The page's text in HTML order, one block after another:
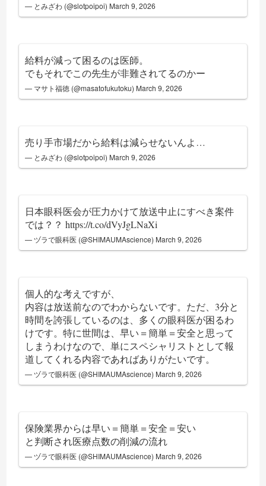
— とみざわ (@slotpoipoi) March 9, 2026
給料が減って困るのは医師。
でもそれでこの先生が非難されてるのかー
— マサト福徳 (@masatofukutoku) March 9, 2026
売り手市場だから給料は減らせないんよ…
— とみざわ (@slotpoipoi) March 9, 2026
日本眼科医会が圧力かけて放送中止にすべき案件
では？？https://t.co/dVyJgLNaXi
— ヅラで眼科医 (@SHIMAUMAscience) March 9, 2026
個人的な考えですが、
内容は放送前なのでわからないです。ただ、3分と
時間を誇張しているのは、多くの眼科医が困るわ
けです。特に世間は、早い＝簡単＝安全と思って
しまうわけなので、単にスペシャリストとして報
道してくれる内容であればありがたいです。
— ヅラで眼科医 (@SHIMAUMAscience) March 9, 2026
保険業界からは早い＝簡単＝安全＝安い
と判断され医療点数の削減の流れ
— ヅラで眼科医 (@SHIMAUMAscience) March 9, 2026